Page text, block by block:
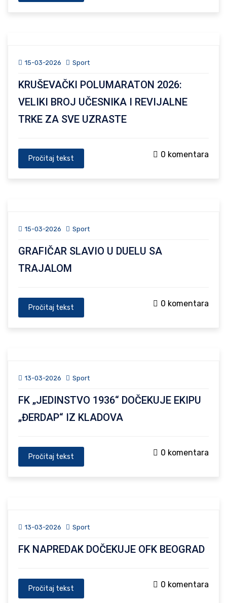
15-03-2026 Sport
KRUŠEVAČKI POLUMARATON 2026:
VELIKI BROJ UČESNIKA I REVIJALNE
TRKE ZA SVE UZRASTE
Pročitaj tekst 0 komentara
15-03-2026 Sport
GRAFIČAR SLAVIO U DUELU SA
TRAJALOM
Pročitaj tekst 0 komentara
13-03-2026 Sport
FK „JEDINSTVO 1936“ DOČEKUJE EKIPU
„ĐERDAP“ IZ KLADOVA
Pročitaj tekst 0 komentara
13-03-2026 Sport
FK NAPREDAK DOČEKUJE OFK BEOGRAD
Pročitaj tekst 0 komentara